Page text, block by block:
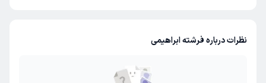
نظرات درباره فرشته ابراهیمی